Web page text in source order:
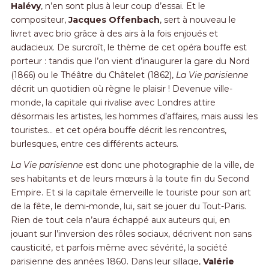
Halévy, n’en sont plus à leur coup d’essai. Et le
compositeur,Jacques Offenbach, sert à nouveau le
livret avec brio grâce à des airs à la fois enjoués et
audacieux. De surcroît, le thème de cet opéra bouffe est
porteur : tandis que l’on vient d’inaugurer la gare du Nord
(1866) ou le Théâtre du Châtelet (1862), La Vie parisienne
décrit un quotidien où règne le plaisir ! Devenue ville-
monde, la capitale qui rivalise avec Londres attire
désormais les artistes, les hommes d’affaires, mais aussi les
touristes… et cet opéra bouffe décrit les rencontres,
burlesques, entre ces différents acteurs.
La Vie parisienneest donc une photographie de la ville, de
ses habitants et de leurs mœurs à la toute fin du Second
Empire. Et si la capitale émerveille le touriste pour son art
de la fête, le demi-monde, lui, sait se jouer du Tout-Paris.
Rien de tout cela n’aura échappé aux auteurs qui, en
jouant sur l’inversion des rôles sociaux, décrivent non sans
causticité, et parfois même avec sévérité, la société
parisienne des années 1860. Dans leur sillage, Valérie